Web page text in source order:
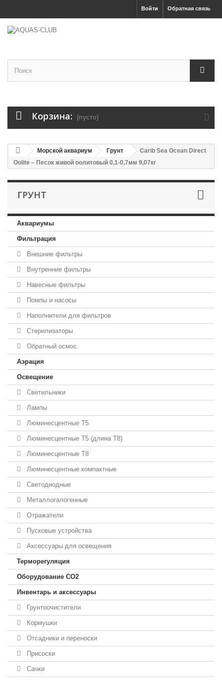
Обратная связь
Войти
Корзина: (пусто)
Морской аквариум Грунт
Carib Sea Ocean Direct
Oolite – Песок живой оолитовый 0,1-0,7мм 9,07кг
ГРУНТ
Аквариумы
Фильтрация
Внешние фильтры
Внутренние фильтры
Навесные фильтры
Помпы и насосы
Наполнители для фильтров
Стерилизаторы
Обратный осмос
Аэрация
Освещение
Светильники
Лампы
Люминесцентные T5
Люминесцентные T5 (длина T8)
Люминесцентные T8
Люминесцентные компактные
Светодиодные
Металлогалогенные
Отражатели
Пусковые устройства
Аксессуары для освещения
Терморегуляция
Оборудование CO2
Инвентарь и аксессуары
Грунтоочистители
Кормушки
Отсадники и переноски
Присоски
Сачки